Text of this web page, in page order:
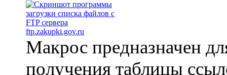
Макрос предназначен
получения таблицы